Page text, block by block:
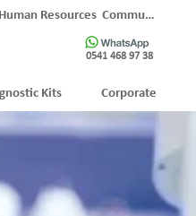
Kits Corporate
Human Resources Communication
0541 468 97 38